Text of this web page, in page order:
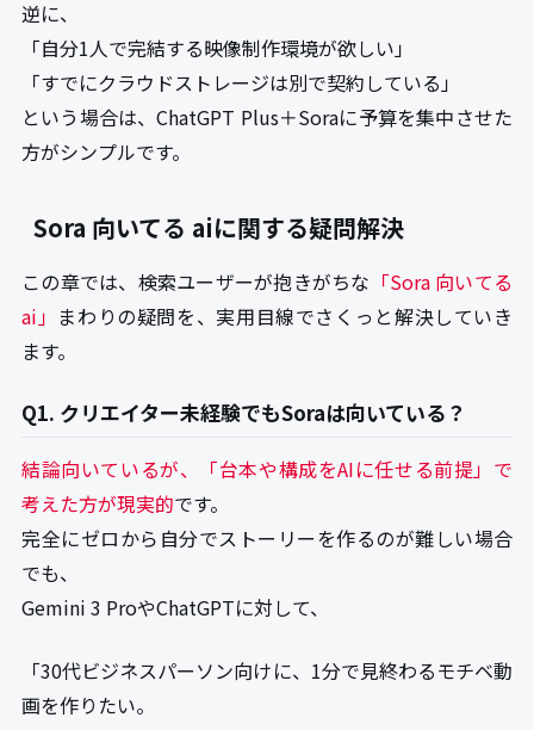
逆に、
「自分1人で完結する映像制作環境が欲しい」
「すでにクラウドストレージは別で契約している」
という場合は、ChatGPT Plus＋Soraに予算を集中させた
方がシンプルです。
Sora 向いてる aiに関する疑問解決
この章では、検索ユーザーが抱きがちな 「Sora 向いてる
ai」 まわりの疑問を、実用目線でさくっと解決していき
ます。
Q1. クリエイター未経験でもSoraは向いている？
結論向いているが、「台本や構成をAIに任せる前提」で
考えた方が現実的です。
完全にゼロから自分でストーリーを作るのが難しい場合
でも、
Gemini 3 ProやChatGPTに対して、
「30代ビジネスパーソン向けに、1分で見終わるモチベ動
画を作りたい。